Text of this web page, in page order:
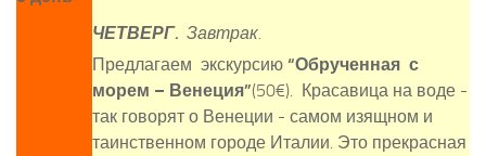
ЧЕТВЕРГ. Завтрак.
Предлагаем экскурсию “Обрученная с
морем – Венеция”(50€). Красавица на воде -
так говорят о Венеции - самом изящном и
таинственном городе Италии. Это прекрасная